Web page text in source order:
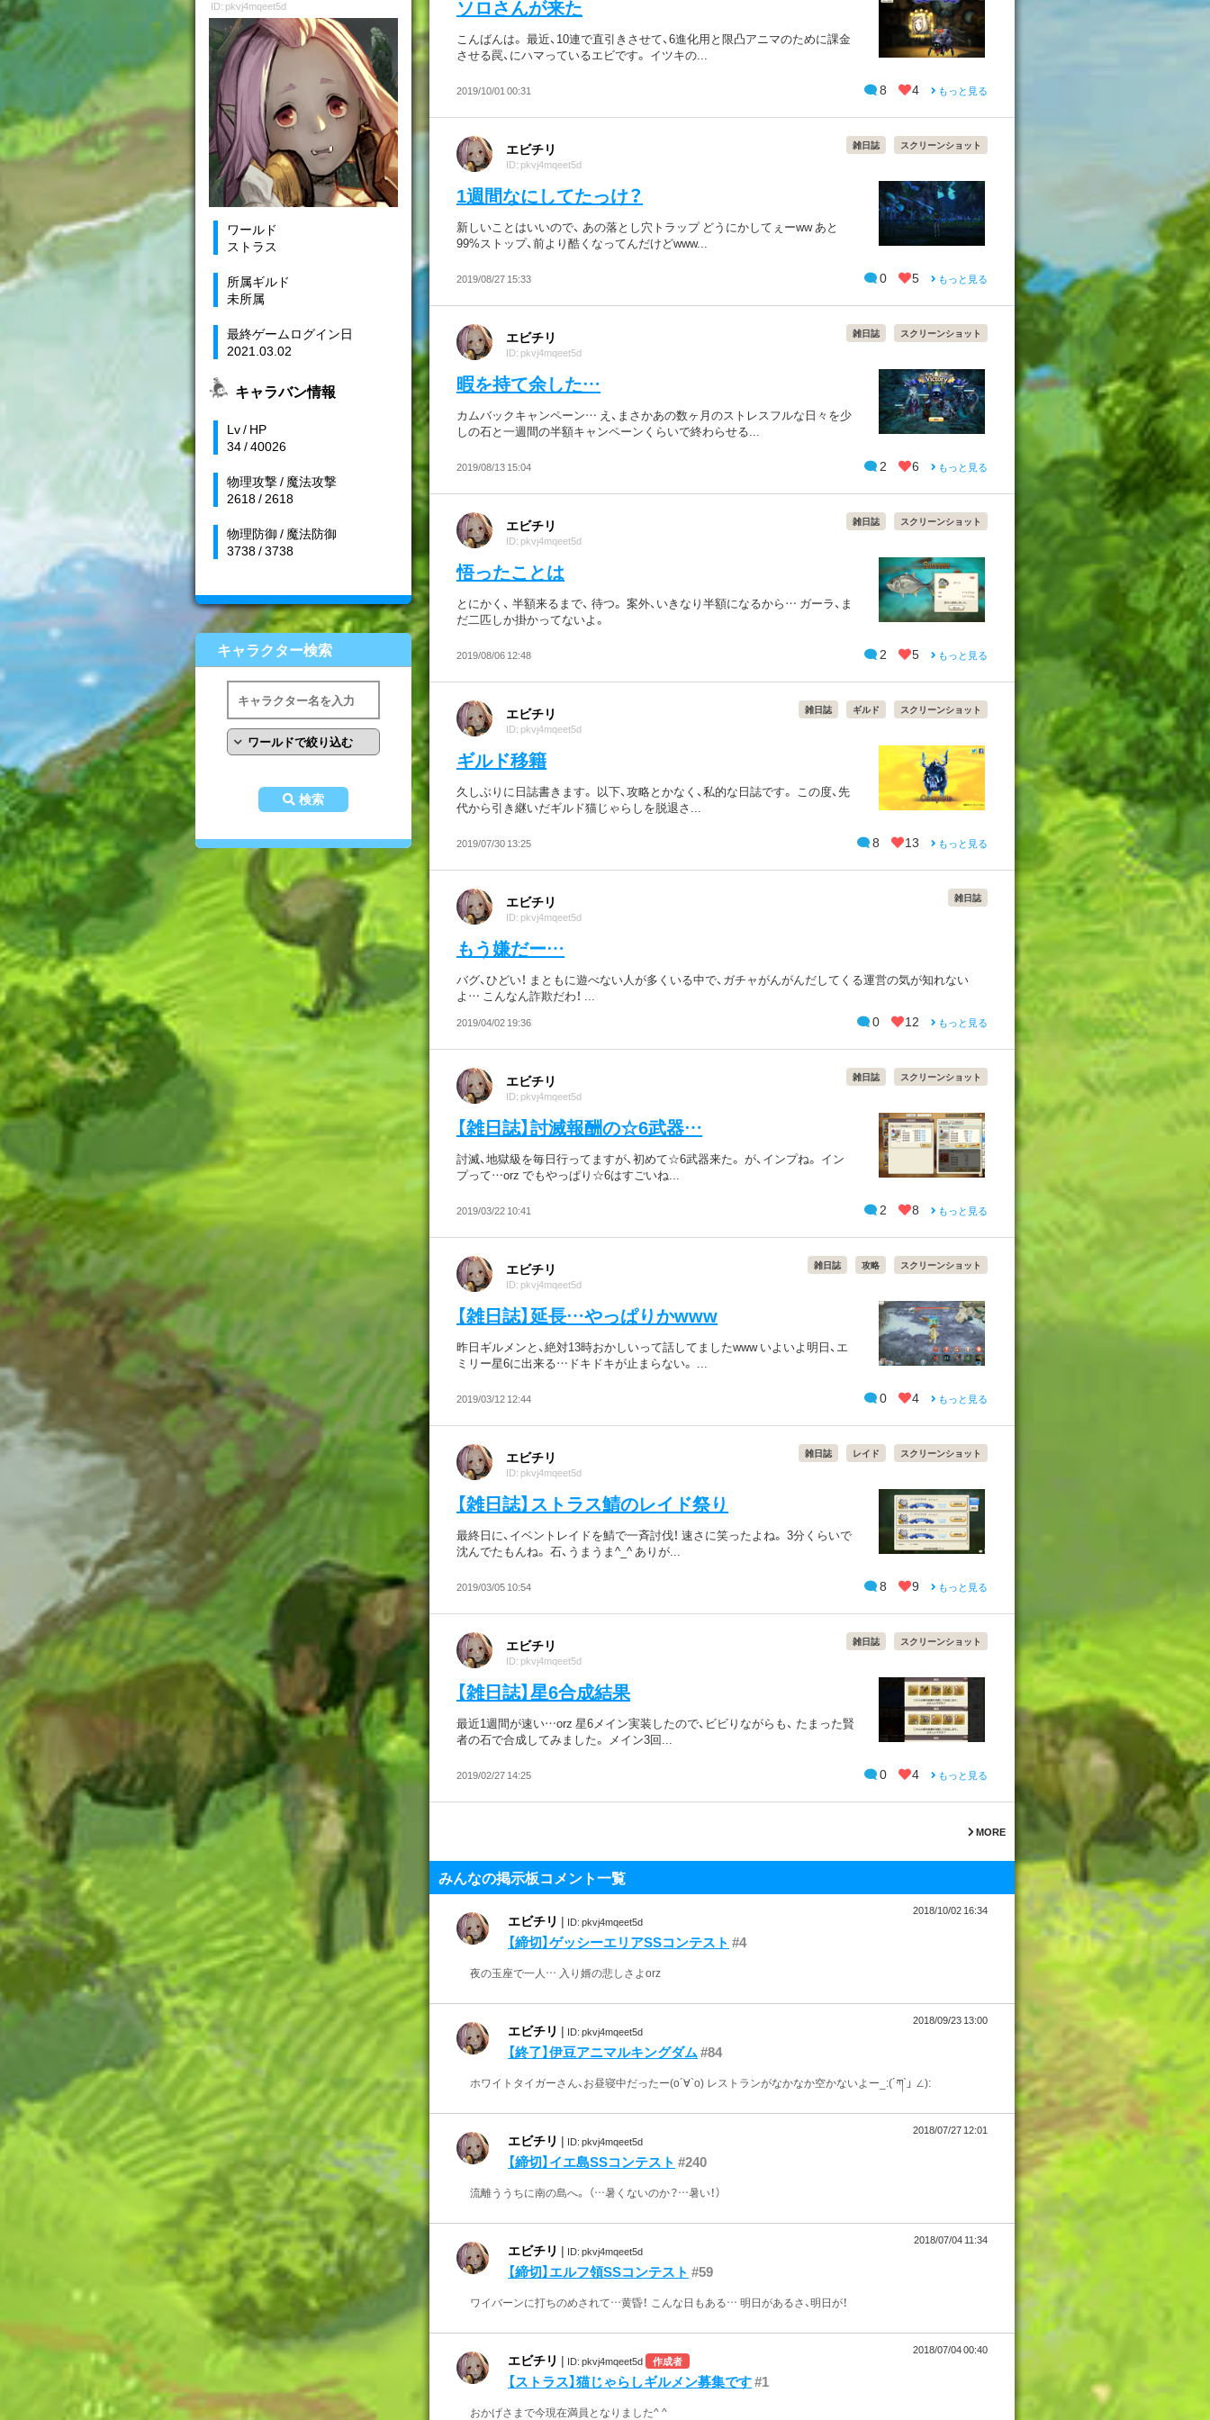
ID: pkvj4mqeet5d
ワールド
ストラス
所属ギルド
未所属
最終ゲームログイン日
2021.03.02
キャラバン情報
Lv / HP
34 / 40026
物理攻撃 / 魔法攻撃
2618 / 2618
物理防御 / 魔法防御
3738 / 3738
キャラクター検索
検索
ソロさんが来た
こんばんは。 最近、10連で直引きさせて、6進化用と限凸アニマのために課金
させる罠、にハマっているエビです。 イツキの...
2019/10/01 00:31 8 4 もっと見る
エビチリ
ID: pkvj4mqeet5d
雑日誌 スクリーンショット
1週間なにしてたっけ？
新しいことはいいので、 あの落とし穴トラップ どうにかしてぇーww あと
99%ストップ、前より酷くなってんだけどwww...
2019/08/27 15:33 0 5 もっと見る
エビチリ
ID: pkvj4mqeet5d
雑日誌 スクリーンショット
暇を持て余した…
カムバックキャンペーン… え、まさかあの数ヶ月のストレスフルな日々を少
しの石と一週間の半額キャンペーンくらいで終わらせる...
2019/08/13 15:04 2 6 もっと見る
エビチリ
ID: pkvj4mqeet5d
雑日誌 スクリーンショット
悟ったことは
とにかく、 半額来るまで、 待つ。 案外、いきなり半額になるから… ガーラ、ま
だ二匹しか掛かってないよ。
2019/08/06 12:48 2 5 もっと見る
エビチリ
ID: pkvj4mqeet5d
雑日誌 ギルド スクリーンショット
ギルド移籍
久しぶりに日誌書きます。 以下、攻略とかなく、私的な日誌です。 この度、先
代から引き継いだギルド猫じゃらしを脱退さ...
2019/07/30 13:25 8 13 もっと見る
エビチリ
ID: pkvj4mqeet5d
雑日誌
もう嫌だー…
バグ、ひどい！ まともに遊べない人が多くいる中で、ガチャがんがんだしてくる運営の気が知れない
よ… こんなん詐欺だわ！ ...
2019/04/02 19:36 0 12 もっと見る
エビチリ
ID: pkvj4mqeet5d
雑日誌 スクリーンショット
【雑日誌】討滅報酬の☆6武器…
討滅、地獄級を毎日行ってますが、初めて☆6武器来た。 が、インプね。 イン
プって…orz でもやっぱり☆6はすごいね...
2019/03/22 10:41 2 8 もっと見る
エビチリ
ID: pkvj4mqeet5d
雑日誌 攻略 スクリーンショット
【雑日誌】延長…やっぱりかwww
昨日ギルメンと、絶対13時おかしいって話してましたwww いよいよ明日、エ
ミリー星6に出来る…ドキドキが止まらない。 ...
2019/03/12 12:44 0 4 もっと見る
エビチリ
ID: pkvj4mqeet5d
雑日誌 レイド スクリーンショット
【雑日誌】ストラス鯖のレイド祭り
最終日に、イベントレイドを鯖で一斉討伐！ 速さに笑ったよね。 3分くらいで
沈んでたもんね。 石、うまうま^_^ ありが...
2019/03/05 10:54 8 9 もっと見る
エビチリ
ID: pkvj4mqeet5d
雑日誌 スクリーンショット
【雑日誌】星6合成結果
最近1週間が速い…orz 星6メイン実装したので、ビビりながらも、 たまった賢
者の石で合成してみました。 メイン3回...
2019/02/27 14:25 0 4 もっと見る
MORE
みんなの掲示板コメント一覧
2018/10/02 16:34
エビチリ | ID: pkvj4mqeet5d
【締切】ゲッシーエリアSSコンテスト #4
夜の玉座で一人… 入り婿の悲しさよorz
2018/09/23 13:00
エビチリ | ID: pkvj4mqeet5d
【終了】伊豆アニマルキングダム#84
ホワイトタイガーさん、お昼寝中だったー(о´∀`о) レストランがなかなか空かないよー_:(´ཀ`」 ∠):
2018/07/27 12:01
エビチリ | ID: pkvj4mqeet5d
【締切】イエ島SSコンテスト #240
流離ううちに南の島へ。 （…暑くないのか？…暑い！）
2018/07/04 11:34
エビチリ | ID: pkvj4mqeet5d
【締切】エルフ領SSコンテスト #59
ワイバーンに打ちのめされて…黄昏！ こんな日もある… 明日があるさ、明日が！
2018/07/04 00:40
エビチリ | ID: pkvj4mqeet5d 作成者
【ストラス】猫じゃらしギルメン募集です#1
おかげさまで今現在満員となりました^ ^